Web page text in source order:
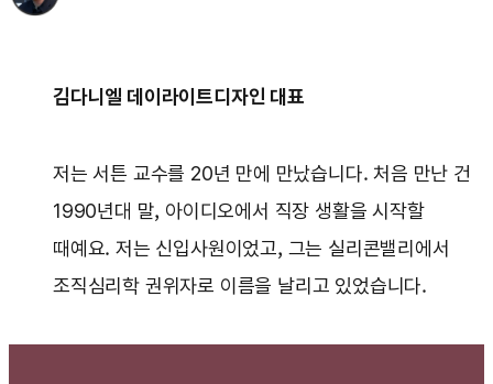
김다니엘 데이라이트디자인 대표
저는 서튼 교수를 20년 만에 만났습니다. 처음 만난 건
1990년대 말, 아이디오에서 직장 생활을 시작할
때예요. 저는 신입사원이었고, 그는 실리콘밸리에서
조직심리학 권위자로 이름을 날리고 있었습니다.